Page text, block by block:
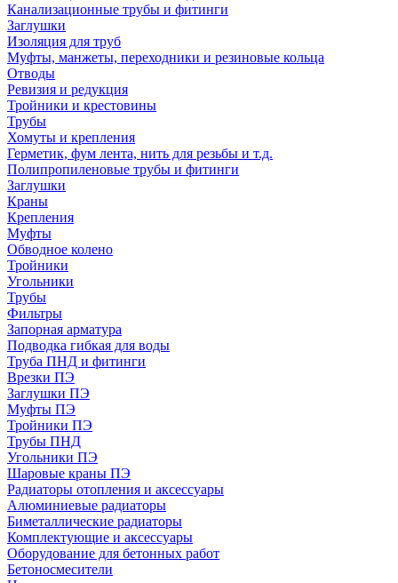
Канализационные трубы и фитинги
Заглушки
Изоляция для труб
Муфты, манжеты, переходники и резиновые кольца
Отводы
Ревизия и редукция
Тройники и крестовины
Трубы
Хомуты и крепления
Герметик, фум лента, нить для резьбы и т.д.
Полипропиленовые трубы и фитинги
Заглушки
Краны
Крепления
Муфты
Обводное колено
Тройники
Угольники
Трубы
Фильтры
Запорная арматура
Подводка гибкая для воды
Труба ПНД и фитинги
Врезки ПЭ
Заглушки ПЭ
Муфты ПЭ
Тройники ПЭ
Трубы ПНД
Угольники ПЭ
Шаровые краны ПЭ
Радиаторы отопления и аксессуары
Алюминиевые радиаторы
Биметаллические радиаторы
Комплектующие и аксессуары
Оборудование для бетонных работ
Бетоносмесители